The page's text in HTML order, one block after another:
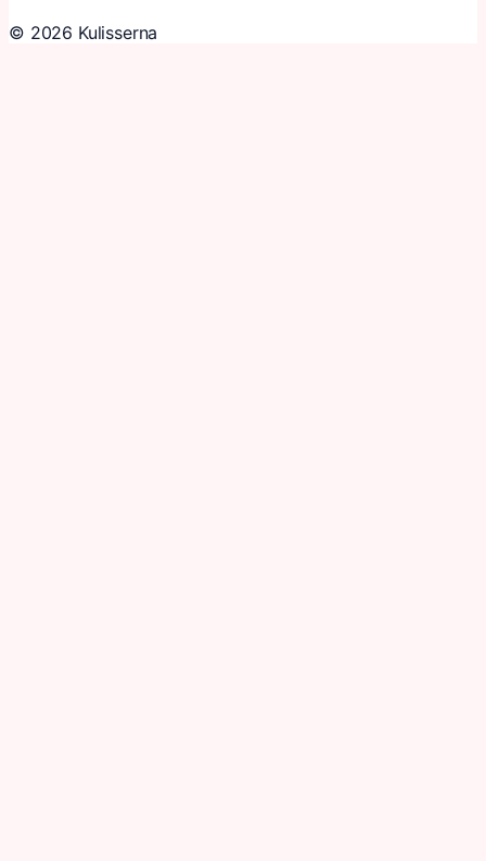
© 2026 Kulisserna